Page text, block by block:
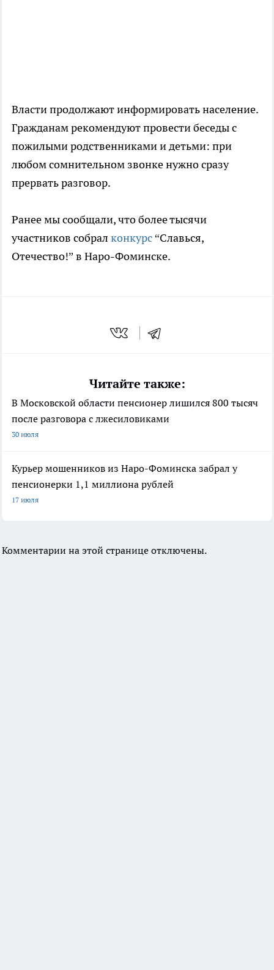
Власти продолжают информировать население.
Гражданам рекомендуют провести беседы с
пожилыми родственниками и детьми: при
любом сомнительном звонке нужно сразу
прервать разговор.
Ранее мы сообщали, что более тысячи
участников собрал конкурс“Славься,
Отечество!” в Наро-Фоминске.
Читайте также:
В Московской области пенсионер лишился 800 тысяч
после разговора с лжесиловиками
30 июля
Курьер мошенников из Наро-Фоминска забрал у
пенсионерки 1,1 миллиона рублей
17 июля
Комментарии на этой странице отключены.